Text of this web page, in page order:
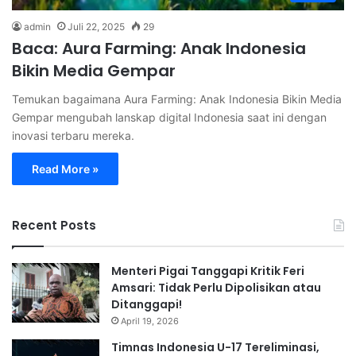
admin Juli 22, 2025 29
Baca: Aura Farming: Anak Indonesia
Bikin Media Gempar
Temukan bagaimana Aura Farming: Anak Indonesia Bikin Media
Gempar mengubah lanskap digital Indonesia saat ini dengan
inovasi terbaru mereka.
Read More »
Recent Posts
Menteri Pigai Tanggapi Kritik Feri
Amsari: Tidak Perlu Dipolisikan atau
Ditanggapi!
April 19, 2026
Timnas Indonesia U-17 Tereliminasi,